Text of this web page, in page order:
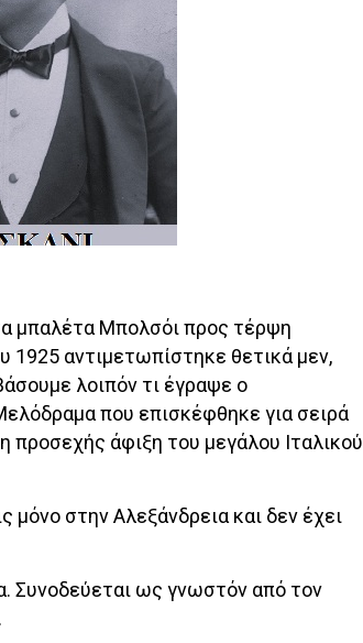
μπαλέτα Μπολσόι προς τέρψη
1925 αντιμετωπίστηκε θετικά μεν,
λοιπόν τι έγραψε ο
που επισκέφθηκε για σειρά
άφιξη του μεγάλου Ιταλικού
μόνο στην Αλεξάνδρεια και δεν έχει
Συνοδεύεται ως γνωστόν από τον